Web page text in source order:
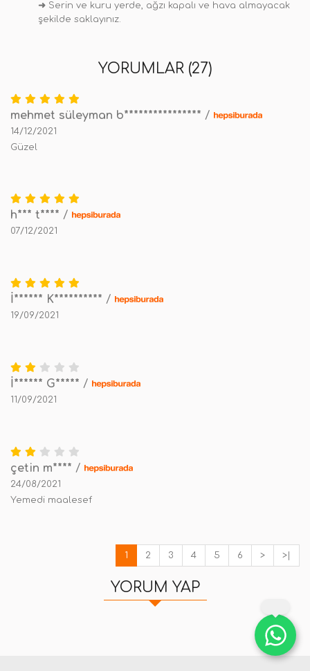
➜ Serin ve kuru yerde, ağzı kapalı ve hava almayacak
şekilde saklayınız.
YORUMLAR (27)
mehmet süleyman b**************** /
14/12/2021
Güzel
h*** t**** /
07/12/2021
İ****** K********** /
19/09/2021
İ****** G***** /
11/09/2021
çetin m**** /
24/08/2021
Yemedi maalesef
1 2 3 4 5 6 > >|
YORUM YAP